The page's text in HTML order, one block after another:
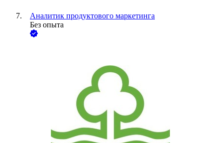
Аналитик продуктового маркетинга
Без опыта